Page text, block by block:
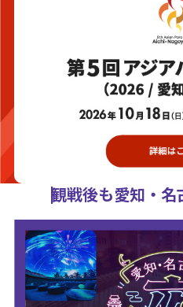
観戦後も愛知・